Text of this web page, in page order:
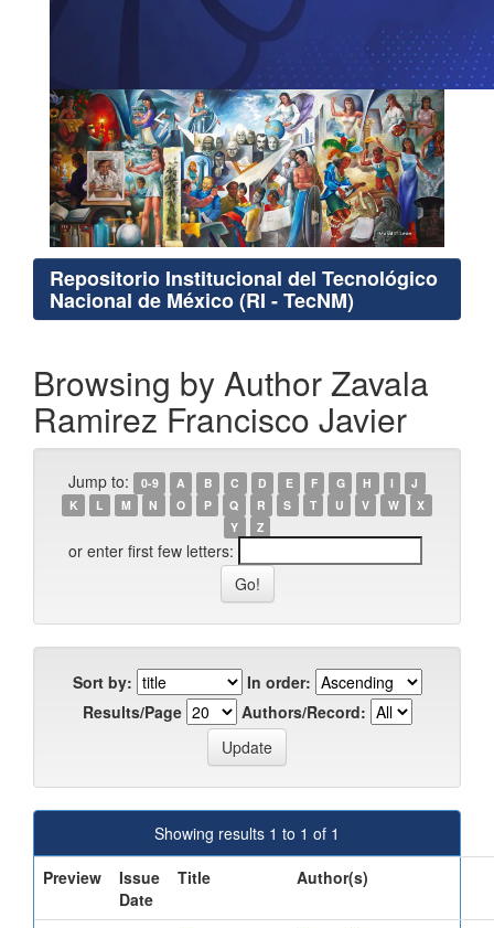
Repositorio Institucional del Tecnológico
Nacional de México (RI - TecNM)
Browsing by Author Zavala
Ramirez Francisco Javier
Jump to: 0-9 A B C D E F G H I
J
K
L M N O P Q R S T U V W
X
Y
Z
or enter first few letters:
Sort by:
In order:
Results/Page
Authors/Record:
Showing results 1 to 1 of 1
Preview
Issue
Date
Title Author(s)